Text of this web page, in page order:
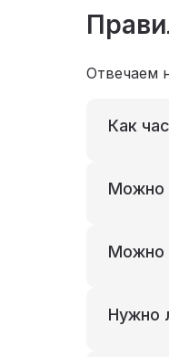
Отвечаем
Как
Можно
Можно
Нужно